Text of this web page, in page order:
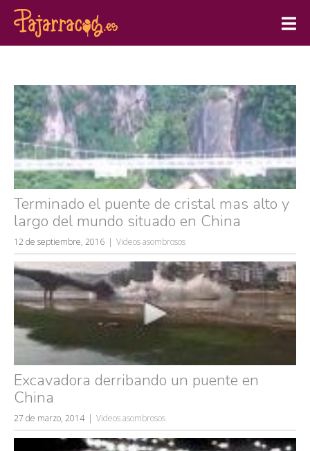
Terminado el puente de cristal mas alto y
largo del mundo situado en China
12 de septiembre, 2016 Videos asombrosos
Excavadora derribando un puente en
China
27 de marzo, 2014 Videos asombrosos